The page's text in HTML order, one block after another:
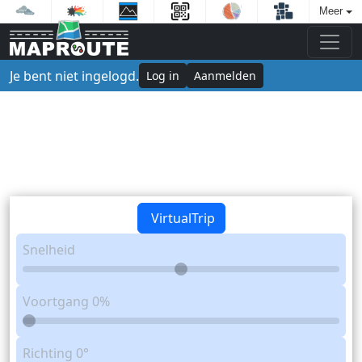
Meer
Je bent niet ingelogd. Log in Aanmelden
VirtualTrip
Snelheid
Voortgang 0%
Richting 0°